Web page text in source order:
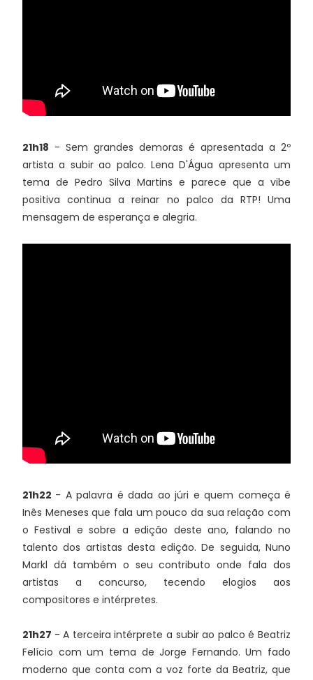
21h18 - Sem grandes demoras é apresentada a 2º
artista a subir ao palco. Lena D'Água apresenta um
tema de Pedro Silva Martins e parece que a vibe
positiva continua a reinar no palco da RTP! Uma
mensagem de esperança e alegria.
21h22 - A palavra é dada ao júri e quem começa é
Inês Meneses que fala um pouco da sua relação com
o Festival e sobre a edição deste ano, falando no
talento dos artistas desta edição. De seguida, Nuno
Markl dá também o seu contributo onde fala dos
artistas a concurso, tecendo elogios aos
compositores e intérpretes.
21h27 - A terceira intérprete a subir ao palco é Beatriz
Felício com um tema de Jorge Fernando. Um fado
moderno que conta com a voz forte da Beatriz, que